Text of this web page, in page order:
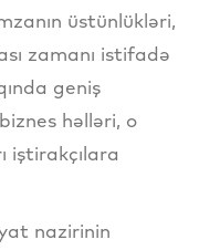
üstünlükləri,
zamanı istifadə
geniş
həlləri, o
iştirakçılara
nazirinin